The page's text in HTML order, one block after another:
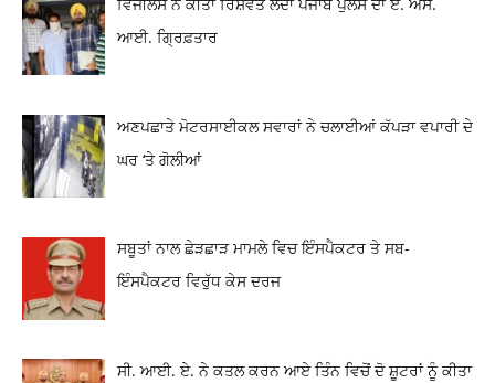
ਆਈ. ਗ੍ਰਿਫ਼ਤਾਰ
ਅਣਪਛਾਤੇ ਮੋਟਰਸਾਈਕਲ ਸਵਾਰਾਂ ਨੇ ਚਲਾਈਆਂ ਕੱਪੜਾ ਵਪਾਰੀ ਦੇ
ਘਰ ‘ਤੇ ਗੋਲੀਆਂ
ਸਬੂਤਾਂ ਨਾਲ ਛੇੜਛਾੜ ਮਾਮਲੇ ਵਿਚ ਇੰਸਪੈਕਟਰ ਤੇ ਸਬ-
ਇੰਸਪੈਕਟਰ ਵਿਰੁੱਧ ਕੇਸ ਦਰਜ
ਸੀ. ਆਈ. ਏ. ਨੇ ਕਤਲ ਕਰਨ ਆਏ ਤਿੰਨ ਵਿਚੋਂ ਦੋ ਸ਼ੂਟਰਾਂ ਨੂੰ ਕੀਤਾ